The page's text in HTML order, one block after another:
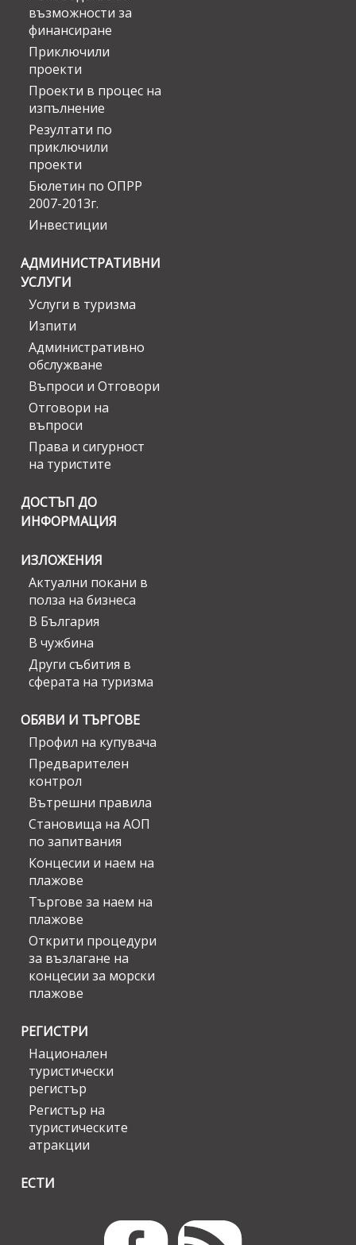
възможности за
финансиране
Приключили
проекти
Проекти в процес на
изпълнение
Резултати по
приключили
проекти
Бюлетин по ОПРР
2007-2013г.
Инвестиции
АДМИНИСТРАТИВНИ
УСЛУГИ
Услуги в туризма
Изпити
Административно
обслужване
Въпроси и Отговори
Отговори на
въпроси
Права и сигурност
на туристите
ДОСТЪП ДО
ИНФОРМАЦИЯ
ИЗЛОЖЕНИЯ
Актуални покани в
полза на бизнеса
В България
В чужбина
Други събития в
сферата на туризма
ОБЯВИ И ТЪРГОВЕ
Профил на купувача
Предварителен
контрол
Вътрешни правила
Становища на АОП
по запитвания
Концесии и наем на
плажове
Търгове за наем на
плажове
Открити процедури
за възлагане на
концесии за морски
плажове
РЕГИСТРИ
Национален
туристически
регистър
Регистър на
туристическите
атракции
ЕСТИ